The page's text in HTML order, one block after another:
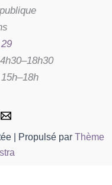
| Propulsé par Thème